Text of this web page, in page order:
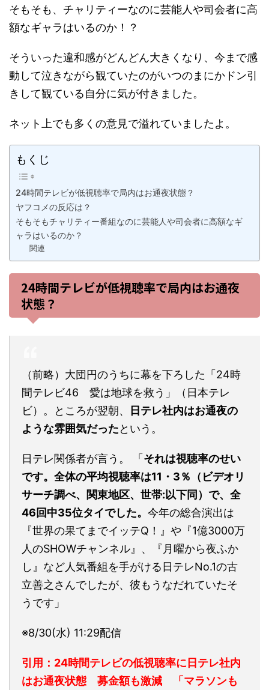
そもそも、チャリティーなのに芸能人や司会者に高
額なギャラはいるのか！？
そういった違和感がどんどん大きくなり、今まで感
動して泣きながら観ていたのがいつのまにかドン引
きして観ている自分に気が付きました。
ネット上でも多くの意見で溢れていましたよ。
もくじ
24時間テレビが低視聴率で局内はお通夜状態？
ヤフコメの反応は？
そもそもチャリティー番組なのに芸能人や司会者に高額なギ
ャラはいるのか？
関連
24時間テレビが低視聴率で局内はお通夜
状態？
（前略）大団円のうちに幕を下ろした「24時
間テレビ46 愛は地球を救う」（日本テレ
ビ）。ところが翌朝、
日テレ社内はお通夜の
ような雰囲気だったという。
日テレ関係者が言う。 「それは視聴率のせい
です。全体の平均視聴率は11・3％（ビデオリ
サーチ調べ、関東地区、世帯:以下同）で、全
46回中35位タイでした。 今年の総合演出は
『世界の果てまでイッテQ！』や『1億3000万
人のSHOWチャンネル』、『月曜から夜ふか
し』など人気番組を手がける日テレNo.1の古
立善之さんでしたが、彼もうなだれていたそ
うです」
※8/30(水) 11:29配信
引用：24時間テレビの低視聴率に日テレ社内
はお通夜状態 募金額も激減 「マラソンも